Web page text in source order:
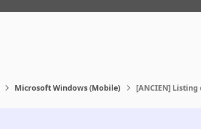
Microsoft Windows (Mobile) [ANCIEN]